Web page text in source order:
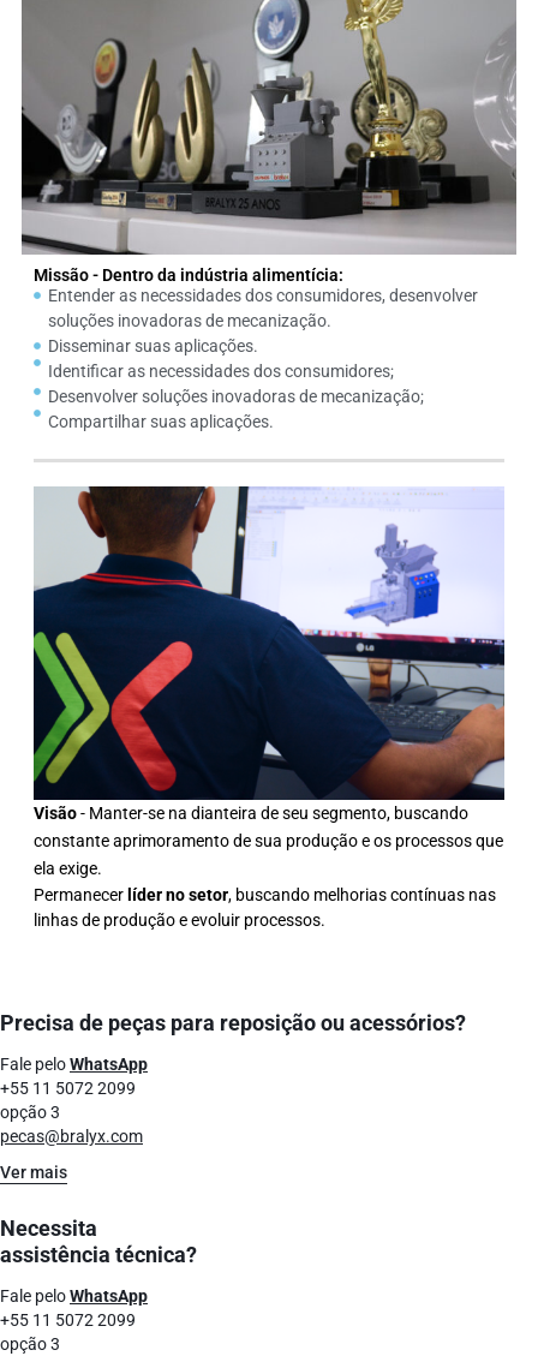
Missão - Dentro da indústria alimentícia:
Entender as necessidades dos consumidores, desenvolver
soluções inovadoras de mecanização.
Disseminar suas aplicações.
Identificar as necessidades dos consumidores;
Desenvolver soluções inovadoras de mecanização;
Compartilhar suas aplicações.
Visão- Manter-se na dianteira de seu segmento, buscando
constante aprimoramento de sua produção e os processos que
ela exige.
Permanecer líder no setor, buscando melhorias contínuas nas
linhas de produção e evoluir processos.
Precisa de peças para reposição ou acessórios?
Fale peloWhatsApp
+55 11 5072 2099
opção 3
pecas@bralyx.com
Ver mais
Necessita
assistência técnica?
Fale peloWhatsApp
+55 11 5072 2099
opção 3